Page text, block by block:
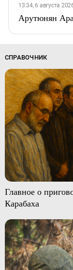
13:34, 6 августа
Арутюнян
СПРАВОЧНИК
Главное о
Карабаха